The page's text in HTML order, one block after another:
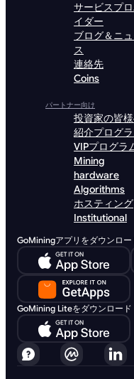
サービスプ
イダー
ブログ＆ニ
ス
連絡先
Coins
パートナー向け
投資家の皆
紹介プログ
VIPプログラ
Mining
hardware
Algorithms
ホスティング
Institutional
GoMiningアプリをダウンロー
GoMining Liteをダウンロード